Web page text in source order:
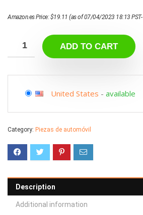
Amazon.es Price:$19.11 (as of 07/04/2023 18:13 PST-
ADD TO CART
United States - available
Category: Piezas de automóvil
Description
Additional information